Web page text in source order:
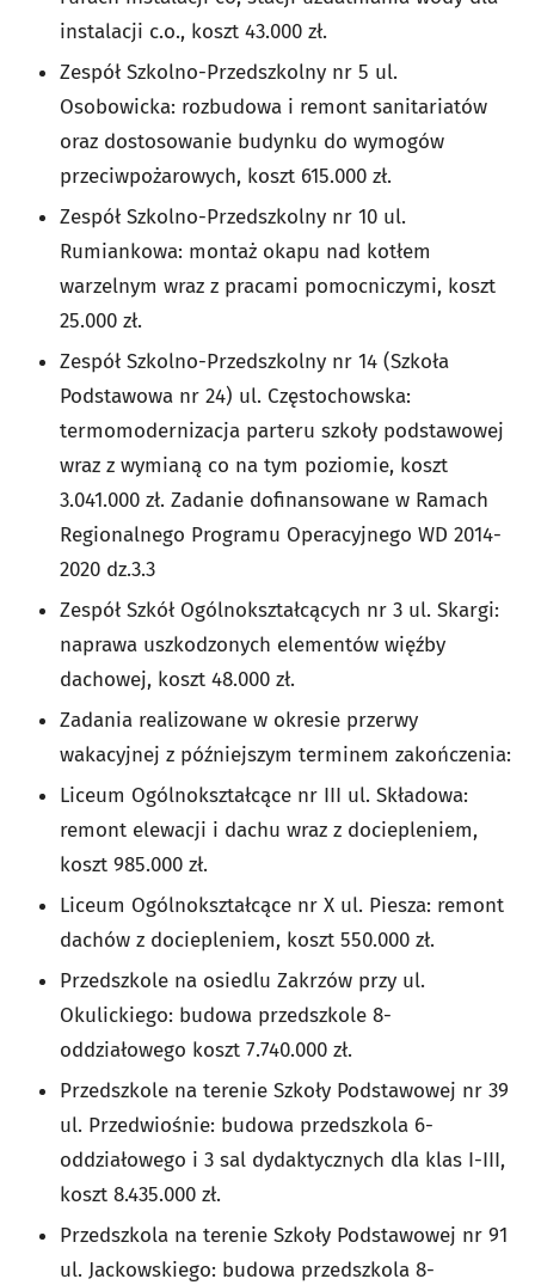
instalacji c.o., koszt 43.000 zł.
Zespół Szkolno-Przedszkolny nr 5 ul.
Osobowicka: rozbudowa i remont sanitariatów
oraz dostosowanie budynku do wymogów
przeciwpożarowych, koszt 615.000 zł.
Zespół Szkolno-Przedszkolny nr 10 ul.
Rumiankowa: montaż okapu nad kotłem
warzelnym wraz z pracami pomocniczymi, koszt
25.000 zł.
Zespół Szkolno-Przedszkolny nr 14 (Szkoła
Podstawowa nr 24) ul. Częstochowska:
termomodernizacja parteru szkoły podstawowej
wraz z wymianą co na tym poziomie, koszt
3.041.000 zł. Zadanie dofinansowane w Ramach
Regionalnego Programu Operacyjnego WD 2014-
2020 dz.3.3
Zespół Szkół Ogólnokształcących nr 3 ul. Skargi:
naprawa uszkodzonych elementów więźby
dachowej, koszt 48.000 zł.
Zadania realizowane w okresie przerwy
wakacyjnej z późniejszym terminem zakończenia:
Liceum Ogólnokształcące nr III ul. Składowa:
remont elewacji i dachu wraz z dociepleniem,
koszt 985.000 zł.
Liceum Ogólnokształcące nr X ul. Piesza: remont
dachów z dociepleniem, koszt 550.000 zł.
Przedszkole na osiedlu Zakrzów przy ul.
Okulickiego: budowa przedszkole 8-
oddziałowego koszt 7.740.000 zł.
Przedszkole na terenie Szkoły Podstawowej nr 39
ul. Przedwiośnie: budowa przedszkola 6-
oddziałowego i 3 sal dydaktycznych dla klas I-III,
koszt 8.435.000 zł.
Przedszkola na terenie Szkoły Podstawowej nr 91
ul. Jackowskiego: budowa przedszkola 8-